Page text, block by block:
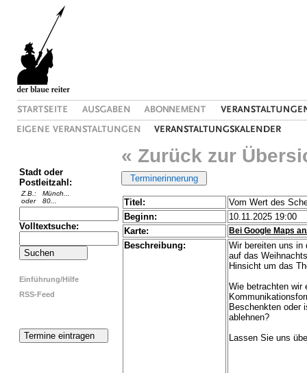
Stadt oder
Postleitzahl:
Z.B.:
oder
Münch...
80...
Volltextsuche:
Einführung/Hilfe
RSS-Feed
« Zurück zur
Titel:
Vom Wert des
Beginn:
10.11.2025 19:00
Karte:
Bei Google Maps
Beschreibung:
Wir bereiten uns in
auf das
Hinsicht um das
Wie betrachten wir
Beschenkten oder
ablehnen?
Lassen Sie uns